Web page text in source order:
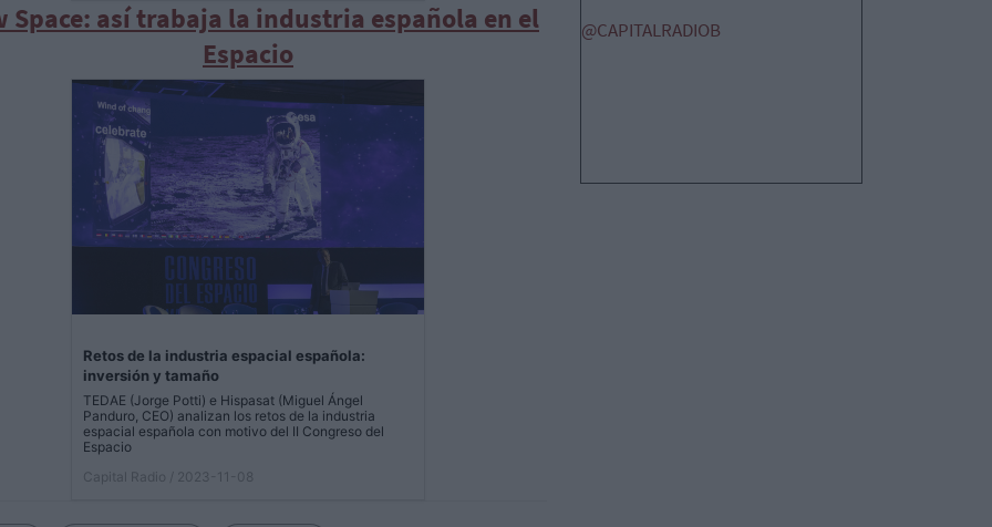
Space: así trabaja la industria española en el
Espacio
Retos de la industria espacial española:
inversión y tamaño
TEDAE (Jorge Potti) e Hispasat (Miguel Ángel
Panduro, CEO) analizan los retos de la industria
espacial española con motivo del II Congreso del
Espacio
Capital Radio
/ 2023-11-08
@CAPITALRADIOB